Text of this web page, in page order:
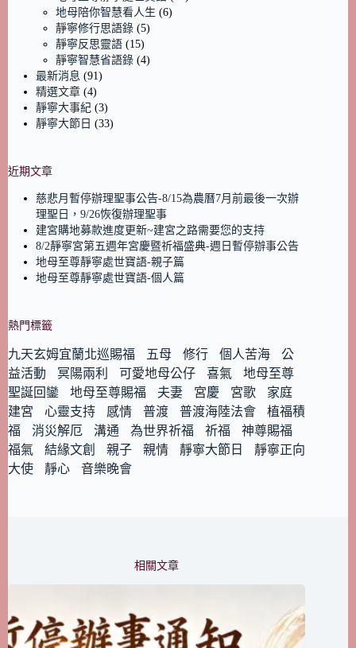
地母陪你智慧看人生 (6)
靜寧修行思語錄 (5)
靜寧反思靈語 (15)
靜寧智慧省語錄 (4)
最新消息 (91)
精選文章 (4)
靜寧大事紀 (3)
靜寧大節日 (33)
近期文章
慈悲月暫停辦理聖事公告-8/15為農曆7月前最後一次辦
理聖日，9/26恢復辦理聖事
建宮購地募款進度更新~建宮之路需要您的支持
8/2靜寧宮第五週年宮慶暨祈福盛典-週日暫停辦事公告
地母至尊靜寧處世寶語-親子篇
地母至尊靜寧處世寶語-個人篇
熱門標籤
九天玄姆宜蘭北巡賜福 五母 修行 個人苦海
公
益活動
冥陽兩利 可愛地母公仔 喜氣
地母至尊
聖誕回鑾
地母至尊賜福 夫妻 宮慶 宮歌
家庭
建宮
心靈支持 感情 普渡 普渡海陸法會
植福積
福
消災解厄 溝通 為世界祈福 祈福
神尊賜福
福氣
結緣文創 親子 親情 靜寧大節日
靜寧正向
大使
靜心 音樂晚會
相關文章